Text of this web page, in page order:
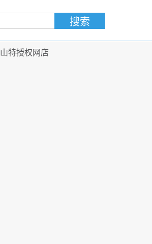
山特授权网店